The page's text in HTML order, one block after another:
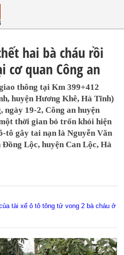
hai bà cháu rồi
quan Công an
thông tại Km 399+412
huyện Hương Khê, Hà Tĩnh)
ngày 19-2, Công an huyện
thời gian bỏ trốn khỏi hiện
tô gây tai nạn là Nguyễn Văn
Lộc, huyện Can Lộc, Hà
tài xế ô tô tông tử vong 2 bà cháu ở